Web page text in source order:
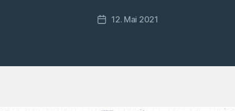
Veröffentlichungsdatum
12. Mai 2021